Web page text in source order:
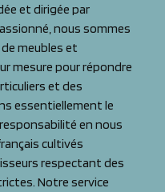
et dirigée par
nous sommes
meubles et
mesure pour répondre
et des
essentiellement le
en nous
cultivés
respectant des
Notre service